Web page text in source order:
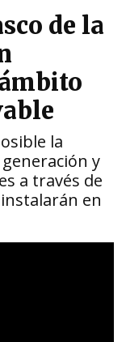
de la
la
y
a través de
en